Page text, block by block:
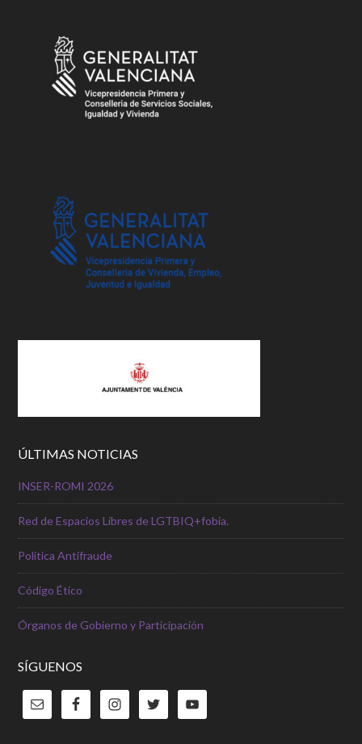
ÚLTIMAS NOTICIAS
INSER-ROMI 2026
Red de Espacios Libres de LGTBIQ+fobia.
Política Antifraude
Código Ético
Órganos de Gobierno y Participación
SÍGUENOS